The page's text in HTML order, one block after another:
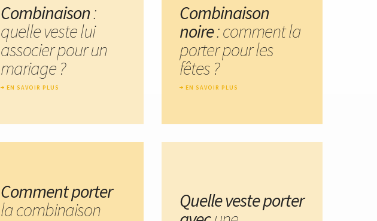
Combinaison:
quelle veste lui
associer pour un
mariage ?
EN SAVOIR PLUS
Combinaison
noire: comment la
porter pour les
fêtes ?
EN SAVOIR PLUS
Comment porter
la combinaison
Quelle veste porter